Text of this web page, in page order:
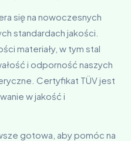
się na nowoczesnych
standardach jakości.
materiały, w tym stal
i odporność naszych
Certyfikat TÜV jest
w jakość i
gotowa, aby pomóc na